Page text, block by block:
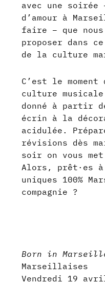
avec une soirée
d’amour à
faire – que
proposer dans
de la culture
C’est le
culture musicale
donné à partir
écrin à la
acidulée.
révisions dès
soir on vous
Alors, prêt·es à
uniques 100%
compagnie ?
Born in
Marseillaises
Vendredi 19